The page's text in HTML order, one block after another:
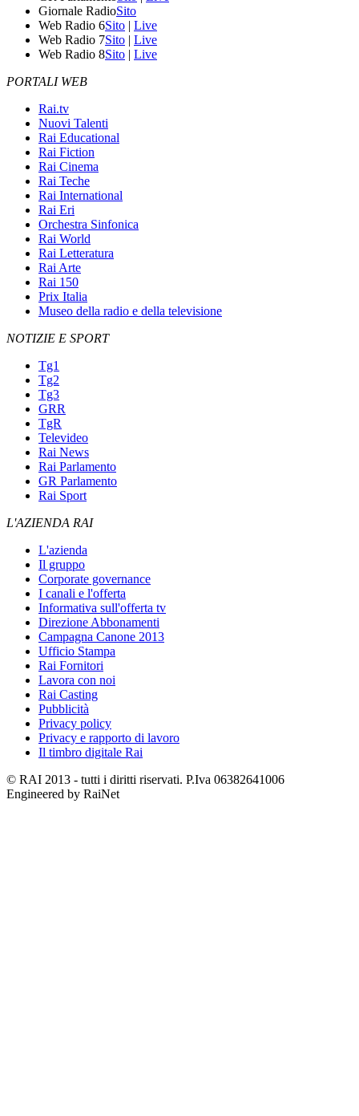
Giornale RadioSito
Web Radio 6Sito | Live
Web Radio 7Sito | Live
Web Radio 8Sito | Live
PORTALI WEB
Rai.tv
Nuovi Talenti
Rai Educational
Rai Fiction
Rai Cinema
Rai Teche
Rai International
Rai Eri
Orchestra Sinfonica
Rai World
Rai Letteratura
Rai Arte
Rai 150
Prix Italia
Museo della radio e della televisione
NOTIZIE E SPORT
Tg1
Tg2
Tg3
GRR
TgR
Televideo
Rai News
Rai Parlamento
GR Parlamento
Rai Sport
L'AZIENDA RAI
L'azienda
Il gruppo
Corporate governance
I canali e l'offerta
Informativa sull'offerta tv
Direzione Abbonamenti
Campagna Canone 2013
Ufficio Stampa
Rai Fornitori
Lavora con noi
Rai Casting
Pubblicità
Privacy policy
Privacy e rapporto di lavoro
Il timbro digitale Rai
© RAI 2013 - tutti i diritti riservati. P.Iva 06382641006
Engineered by RaiNet